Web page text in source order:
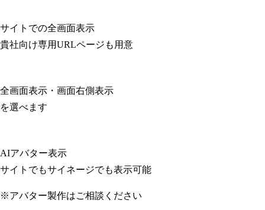
サイトでの全画面表示
貴社向け専用URLページも用意
全画面表示・画面右側表示
を選べます
AIアバター表示
サイトでもサイネージでも表示可能
※アバター製作はご相談ください